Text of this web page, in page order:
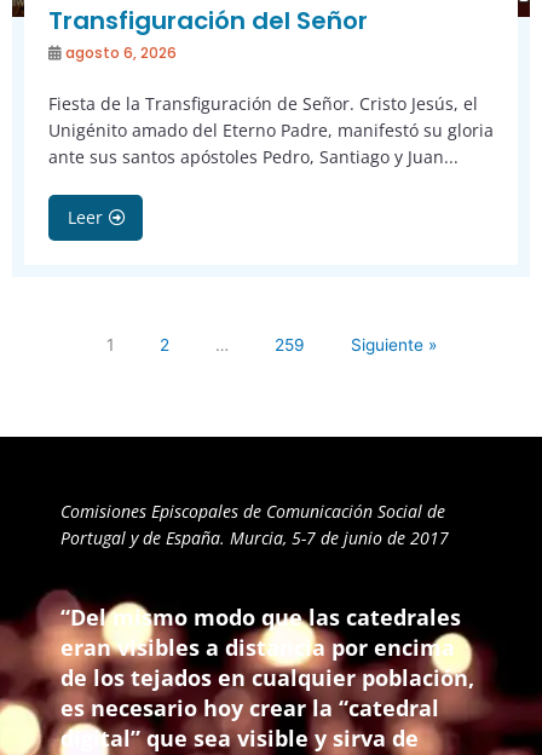
Transfiguración del Señor
agosto 6, 2026
Fiesta de la Transfiguración de Señor. Cristo Jesús, el
Unigénito amado del Eterno Padre, manifestó su gloria
ante sus santos apóstoles Pedro, Santiago y Juan...
Leer
1 2 … 259 Siguiente »
Comisiones Episcopales de Comunicación Social de
Portugal y de España. Murcia, 5-7 de junio de 2017
“Del mismo modo que las catedrales
eran visibles a distancia por encima
de los tejados en cualquier población,
es necesario hoy crear la “catedral
digital” que sea visible y sirva de